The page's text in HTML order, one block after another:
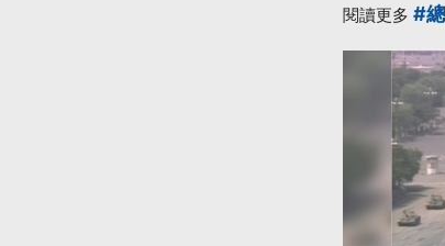
閱讀更多 #